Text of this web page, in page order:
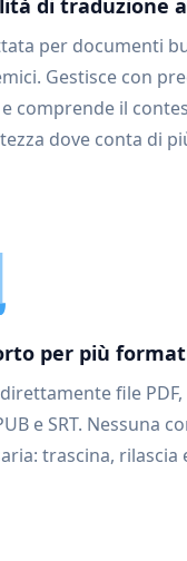
di traduzione
per documenti
Gestisce con
comprende il
dove conta di
per più
file PDF,
e SRT. Nessuna
trascina, rilascia